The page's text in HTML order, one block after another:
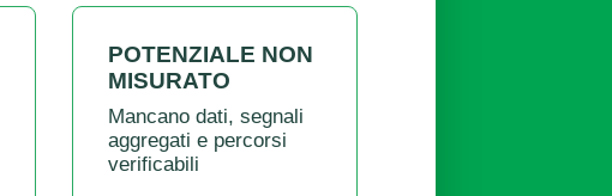
POTENZIALE NON
MISURATO
Mancano dati, segnali
aggregati e percorsi
verificabili